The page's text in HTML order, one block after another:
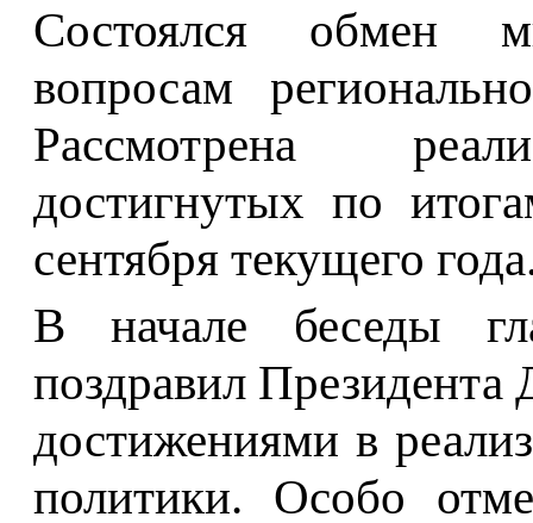
Состоялся обмен
вопросам
Рассмотрена
достигнутых по
сентября текущего
В начале беседы
поздравил
достижениями в
политики. Особо